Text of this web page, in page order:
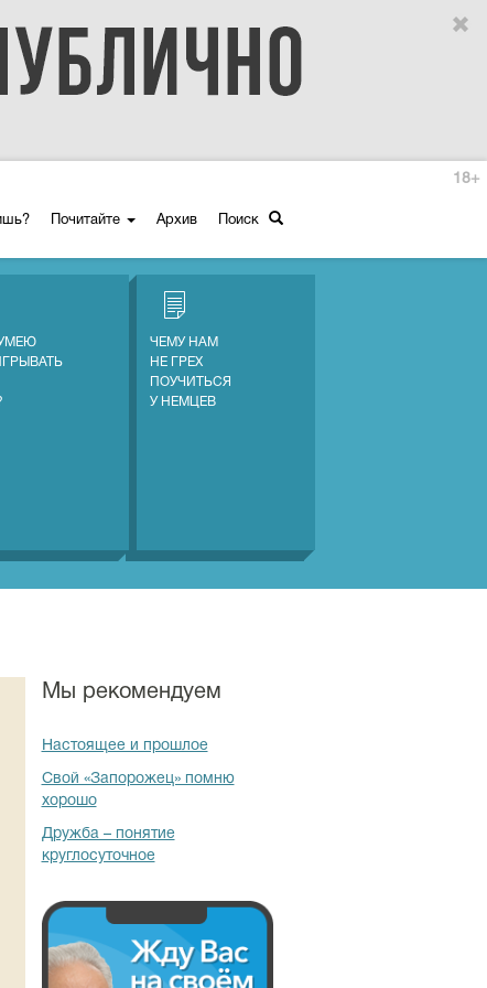
Почитайте Архив Поиск
18+
ЧЕМУ НАМ
НЕ ГРЕХ
ПОУЧИТЬСЯ
У НЕМЦЕВ
Мы рекомендуем
Настоящее и прошлое
Свой «Запорожец» помню
хорошо
Дружба – понятие
круглосуточное